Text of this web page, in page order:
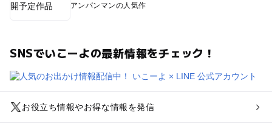
アンパンマンの人気作
SNSでいこーよの最新情報をチェック！
お役立ち情報やお得な情報を発信